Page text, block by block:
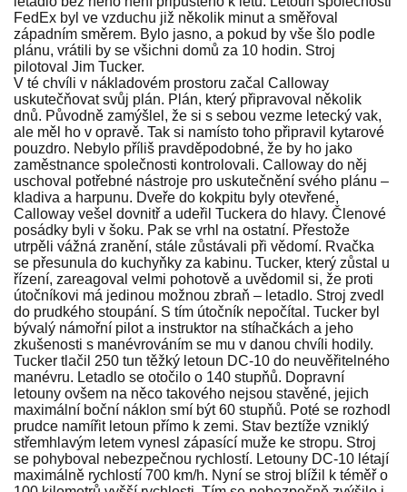
FedEx byl ve vzduchu již několik minut a směřoval
západním směrem. Bylo jasno, a pokud by vše šlo podle
plánu, vrátili by se všichni domů za 10 hodin. Stroj
pilotoval Jim Tucker.
V té chvíli v nákladovém prostoru začal Calloway
uskutečňovat svůj plán. Plán, který připravoval několik
dnů. Původně zamýšlel, že si s sebou vezme letecký vak,
ale měl ho v opravě. Tak si namísto toho připravil kytarové
pouzdro. Nebylo příliš pravděpodobné, že by ho jako
zaměstnance společnosti kontrolovali. Calloway do něj
uschoval potřebné nástroje pro uskutečnění svého plánu –
kladiva a harpunu. Dveře do kokpitu byly otevřené,
Calloway vešel dovnitř a udeřil Tuckera do hlavy. Členové
posádky byli v šoku. Pak se vrhl na ostatní. Přestože
utrpěli vážná zranění, stále zůstávali při vědomí. Rvačka
se přesunula do kuchyňky za kabinu. Tucker, který zůstal u
řízení, zareagoval velmi pohotově a uvědomil si, že proti
útočníkovi má jedinou možnou zbraň – letadlo. Stroj zvedl
do prudkého stoupání. S tím útočník nepočítal. Tucker byl
bývalý námořní pilot a instruktor na stíhačkách a jeho
zkušenosti s manévrováním se mu v danou chvíli hodily.
Tucker tlačil 250 tun těžký letoun DC-10 do neuvěřitelného
manévru. Letadlo se otočilo o 140 stupňů. Dopravní
letouny ovšem na něco takového nejsou stavěné, jejich
maximální boční náklon smí být 60 stupňů. Poté se rozhodl
prudce namířit letoun přímo k zemi. Stav beztíže vzniklý
střemhlavým letem vynesl zápasící muže ke stropu. Stroj
se pohyboval nebezpečnou rychlostí. Letouny DC-10 létají
maximálně rychlostí 700 km/h. Nyní se stroj blížil k téměř o